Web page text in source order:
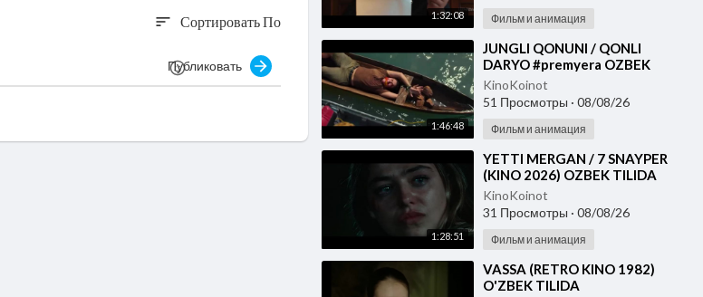
1:32:08 Фильм и анимация
1:46:48
⁣JUNGLI QONUNI / QONLI
DARYO #premyera OZBEK
TILIDA
KinoKoinot
51 Просмотры · 08/08/26
Фильм и анимация
1:28:51
⁣YETTI MERGAN / 7 SNAYPER
(KINO 2026) OZBEK TILIDA
KinoKoinot
31 Просмотры · 08/08/26
Фильм и анимация
⁣VASSA (RETRO KINO 1982)
O'ZBEK TILIDA
sort Сортировать По
Публиковать